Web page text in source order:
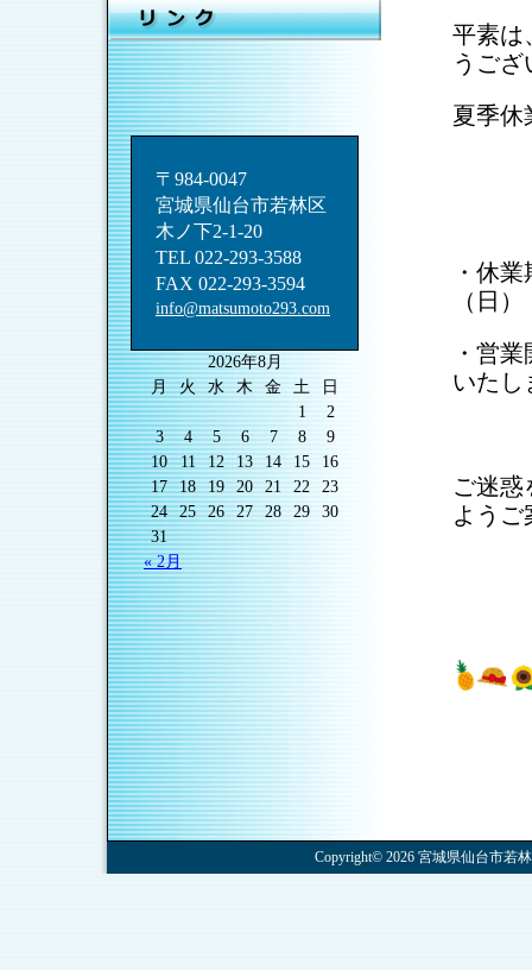
〒984-0047
宮城県仙台市若林区
木ノ下2-1-20
TEL 022-293-3588
FAX 022-293-3594
info@matsumoto293.com
2026年8月
月
火 水 木 金 土
日
1
2
3
4 5 6 7 8
9
10
11 12 13 14 15
16
17
18 19 20 21 22
23
24
25 26 27 28 29
30
31
« 2月
平素は
うござ
夏季休
・休
（日）
・営
いたし
ご迷惑
ようご
Copyright© 2026 宮城県仙台市若